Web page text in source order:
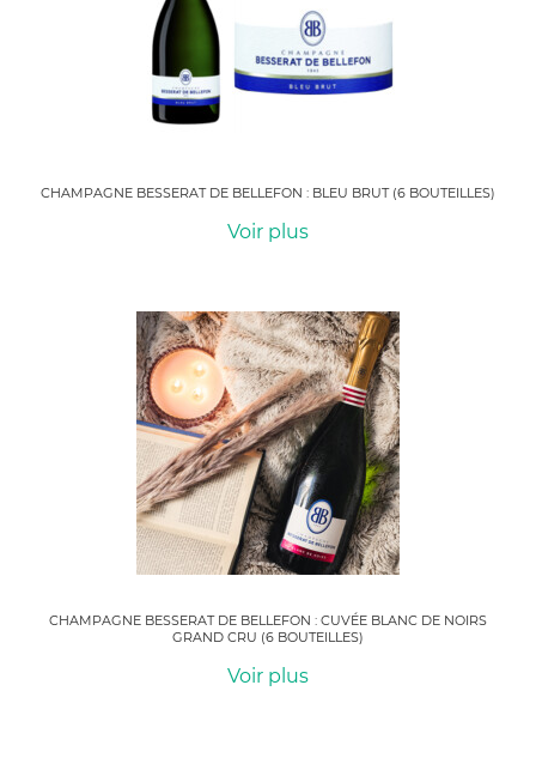
CHAMPAGNE BESSERAT DE BELLEFON : BLEU BRUT (6 BOUTEILLES)
Voir plus
CHAMPAGNE BESSERAT DE BELLEFON : CUVÉE BLANC DE NOIRS
GRAND CRU (6 BOUTEILLES)
Voir plus